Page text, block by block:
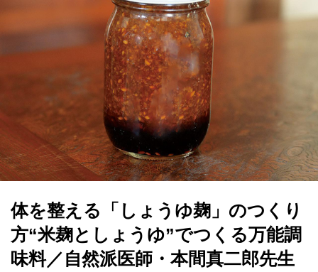
体を整える「しょうゆ麹」のつくり
方“米麹としょうゆ”でつくる万能調
味料／自然派医師・本間真二郎先生